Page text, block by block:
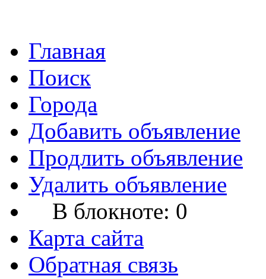
Главная
Поиск
Города
Добавить объявление
Продлить объявление
Удалить объявление
В блокноте: 0
Карта сайта
Обратная связь